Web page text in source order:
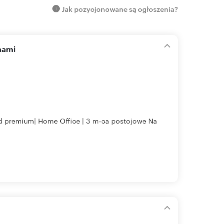
Jak pozycjonowane są ogłoszenia?
Home Office | 3 m-ca postojowe Na